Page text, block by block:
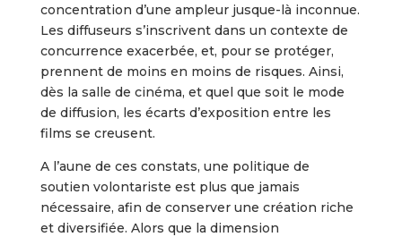
concentration d’une ampleur jusque-là inconnue.
Les diffuseurs s’inscrivent dans un contexte de
concurrence exacerbée, et, pour se protéger,
prennent de moins en moins de risques. Ainsi,
dès la salle de cinéma, et quel que soit le mode
de diffusion, les écarts d’exposition entre les
films se creusent.
A l’aune de ces constats, une politique de
soutien volontariste est plus que jamais
nécessaire, afin de conserver une création riche
et diversifiée. Alors que la dimension